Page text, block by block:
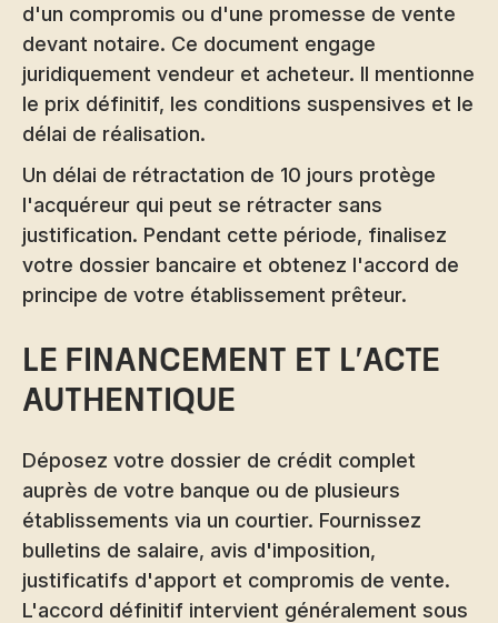
d'un compromis ou d'une promesse de vente
devant notaire. Ce document engage
juridiquement vendeur et acheteur. Il mentionne
le prix définitif, les conditions suspensives et le
délai de réalisation.
Un délai de rétractation de 10 jours protège
l'acquéreur qui peut se rétracter sans
justification. Pendant cette période, finalisez
votre dossier bancaire et obtenez l'accord de
principe de votre établissement prêteur.
Le financement et l'acte
authentique
Déposez votre dossier de crédit complet
auprès de votre banque ou de plusieurs
établissements via un courtier. Fournissez
bulletins de salaire, avis d'imposition,
justificatifs d'apport et compromis de vente.
L'accord définitif intervient généralement sous